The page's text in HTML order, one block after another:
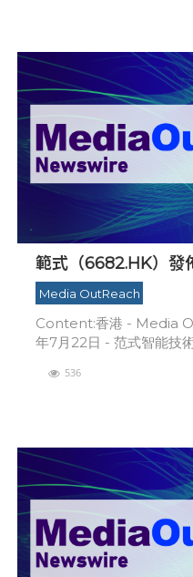
範式（6682.HK）發
利預告
Media OutReach
Content:香港 - Media OutReach Newswire - 2026
年7月22日 - 范式智能技
536